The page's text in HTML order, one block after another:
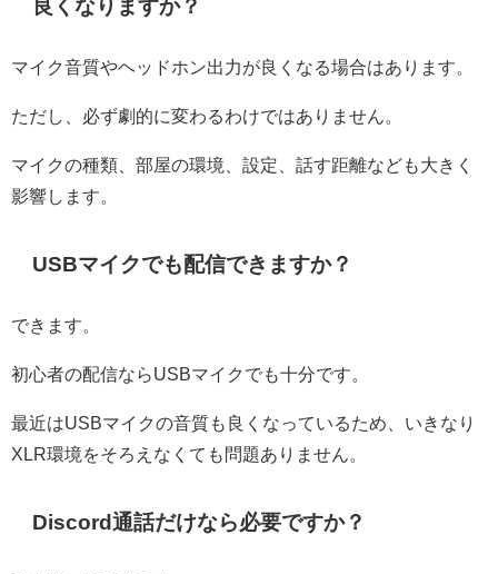
良くなりますか？
マイク音質やヘッドホン出力が良くなる場合はあります。
ただし、必ず劇的に変わるわけではありません。
マイクの種類、部屋の環境、設定、話す距離なども大きく
影響します。
USBマイクでも配信できますか？
できます。
初心者の配信ならUSBマイクでも十分です。
最近はUSBマイクの音質も良くなっているため、いきなり
XLR環境をそろえなくても問題ありません。
Discord通話だけなら必要ですか？